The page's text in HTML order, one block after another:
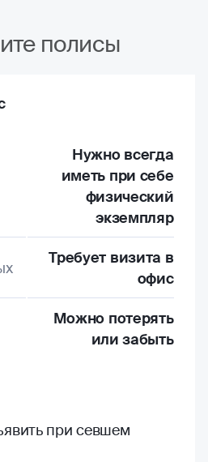
полисы
Нужно всегда
иметь при себе
физический
экземпляр
Требует визита в
офис
Можно потерять
или забыть
при севшем